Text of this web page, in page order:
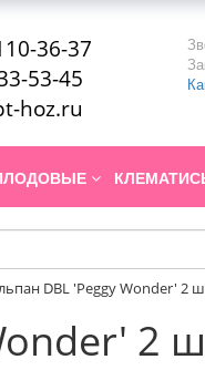
36-37
53-45
hoz.ru
DBL 'Peggy Wonder' 2
2